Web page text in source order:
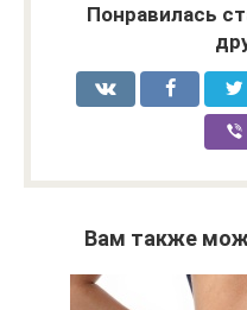
Понравилась
Вам также